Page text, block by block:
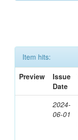
Item hits:
Preview
Issue
Date
2024-
06-01